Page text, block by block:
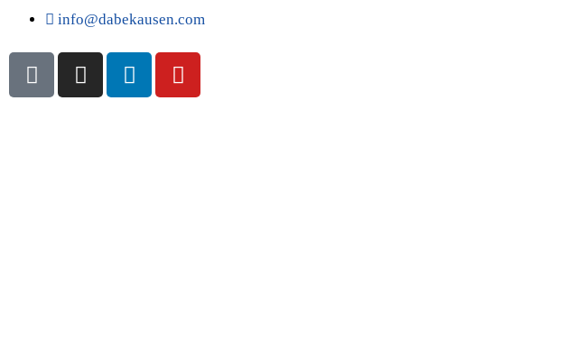
moc.nesuakebad
@ofni